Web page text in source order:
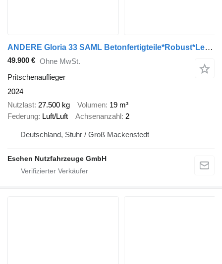
ANDERE Gloria 33 SAML Betonfertigteile*Robust*Lenkachse
49.900 € Ohne MwSt.
Pritschenauflieger
2024
Nutzlast 27.500 kg Volumen 19 m³
Federung Luft/Luft Achsenanzahl 2
Deutschland, Stuhr / Groß Mackenstedt
Eschen Nutzfahrzeuge GmbH